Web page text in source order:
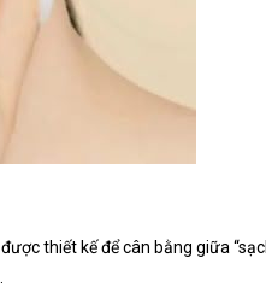
được thiết kế để cân bằng giữa